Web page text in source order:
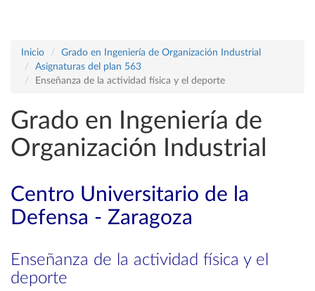
Inicio
Grado en Ingeniería de Organización Industrial
Asignaturas del plan 563
Enseñanza de la actividad física y el deporte
Grado en Ingeniería de
Organización Industrial
Centro Universitario de la
Defensa - Zaragoza
Enseñanza de la actividad física y el
deporte